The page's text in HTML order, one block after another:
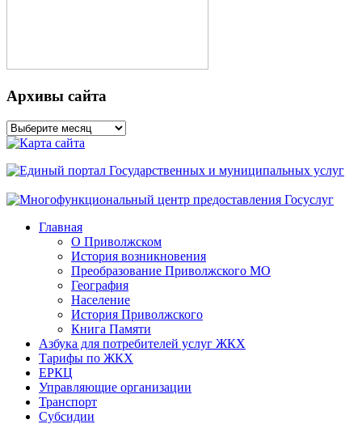
Архивы сайта
Архивы
сайта
Главная
О Приволжском
История возникновения
Преобразование Приволжского МО
География
Население
История Приволжского
Книга Памяти
Азбука для потребителей услуг ЖКХ
Тарифы по ЖКХ
ЕРКЦ
Управляющие организации
Транспорт
Субсидии